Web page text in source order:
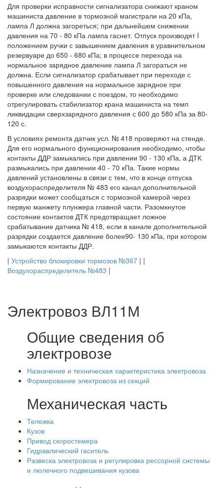
Для проверки исправности сигнализатора снижают краном
машиниста давление в тормозной магистрали на 20 кПа,
лампа Л должна загореться; при дальнейшем снижении
давления на 70 - 80 кПа лампа гаснет. Отпуск производят I
положением ручки с завышением давления в уравнительном
резервуаре до 650 - 680 кПа; в процессе перехода на
нормальное зарядное давление лампа Л загораться не
должна. Если сигнализатор срабатывает при переходе с
повышенного давления на нормальное зарядное при
проверке или следовании с поездом, то необходимо
отрегулировать стабилизатор крана машиниста на темп
ликвидации сверхзарядного давления с 600 до 580 кПа за 80-
120 с.
В условиях ремонта датчик усл. № 418 проверяют на стенде.
Для его нормального функционирования необходимо, чтобы
контакты ДДР замыкались при давлении 90 - 130 кПа, а ДТК
размыкались при давлении 40 - 70 кПа. Такие нормы
давлений установлены в связи с тем, что в конце отпуска
воздухораспределителя № 483 его канал дополнительной
разрядки может сообщаться с тормозной камерой через
первую манжету плунжера главной части. Разомкнутое
состояние контактов ДТК предотвращает ложное
срабатывание датчика № 418, если в канале дополнительной
разрядки создается давление более90- 130 кПа, при котором
замыкаются контакты ДДР.
| Устройство блокировки тормозов №367 | |
Воздухораспределитель №483 |
Электровоз ВЛ11М
Общие сведения об
электровозе
Назначение и техническая характеристика электровоза
Формирование электровоза из секций
Механическая часть
Тележка
Кузов
Привод скоростемера
Гидравлический гаситель
Развеска электровоза и регулировка рессорной системы
и люлечного подвешивания кузова